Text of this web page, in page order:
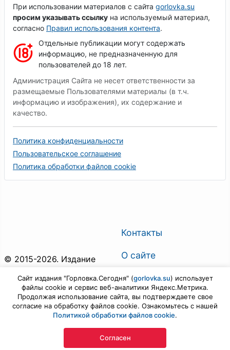
При использовании материалов с сайта gorlovka.su
просим указывать ссылку на используемый материал,
согласно Правил использования контента.
Отдельные публикации могут содержать
информацию, не предназначенную для
пользователей до 18 лет.
Администрация Сайта не несет ответственности за
размещаемые Пользователями материалы (в т.ч.
информацию и изображения), их содержание и
качество.
Политика конфиденциальности
Пользовательское соглашение
Политика обработки файлов cookie
© 2015-2026. Издание
права защищены.
Поиск по сайту
Контакты
О сайте
О газете
Предложить новость
Войти
Сайт издания "Горловка.Сегодня" (gorlovka.su) использует
файлы cookie и сервис веб-аналитики Яндекс.Метрика.
Продолжая использование сайта, вы подтверждаете свое
согласие на обработку файлов cookie. Ознакомьтесь с нашей
Политикой обработки файлов cookie.
Согласен